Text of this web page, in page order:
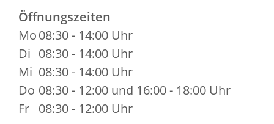
Öffnungszeiten
Mo08:30 - 14:00 Uhr
Di 08:30 - 14:00 Uhr
Mi 08:30 - 14:00 Uhr
Do 08:30 - 12:00 und 16:00 - 18:00 Uhr
Fr 08:30 - 12:00 Uhr